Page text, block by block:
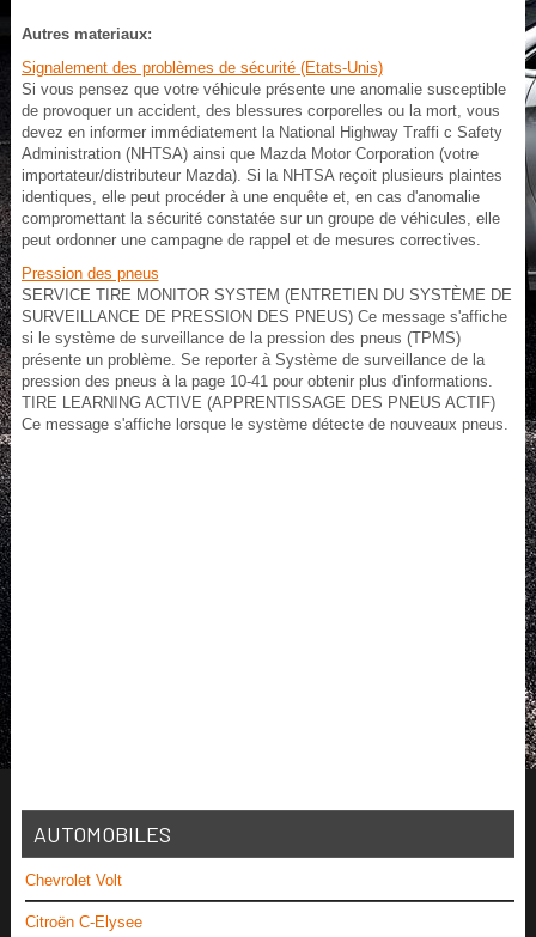
Autres materiaux:
Signalement des problèmes de sécurité (Etats-Unis)
Si vous pensez que votre véhicule présente une anomalie susceptible
de provoquer un accident, des blessures corporelles ou la mort, vous
devez en informer immédiatement la National Highway Traffi c Safety
Administration (NHTSA) ainsi que Mazda Motor Corporation (votre
importateur/distributeur Mazda). Si la NHTSA reçoit plusieurs plaintes
identiques, elle peut procéder à une enquête et, en cas d'anomalie
compromettant la sécurité constatée sur un groupe de véhicules, elle
peut ordonner une campagne de rappel et de mesures correctives.
Pression des pneus
SERVICE TIRE MONITOR SYSTEM (ENTRETIEN DU SYSTÈME DE
SURVEILLANCE DE PRESSION DES PNEUS) Ce message s'affiche
si le système de surveillance de la pression des pneus (TPMS)
présente un problème. Se reporter à Système de surveillance de la
pression des pneus à la page 10‑41 pour obtenir plus d'informations.
TIRE LEARNING ACTIVE (APPRENTISSAGE DES PNEUS ACTIF)
Ce message s'affiche lorsque le système détecte de nouveaux pneus.
AUTOMOBILES
Chevrolet Volt
Citroën C-Elysee